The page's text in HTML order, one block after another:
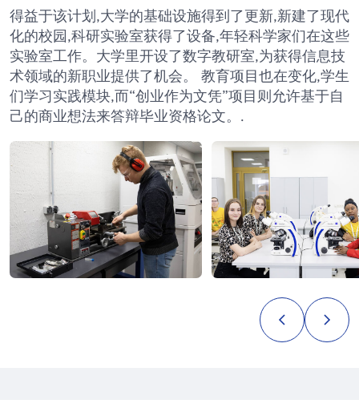
得益于该计划,大学的基础设施得到了更新,新建了现代
化的校园,科研实验室获得了设备,年轻科学家们在这些
实验室工作。大学里开设了数字教研室,为获得信息技
术领域的新职业提供了机会。 教育项目也在变化,学生
们学习实践模块,而“创业作为文凭”项目则允许基于自
己的商业想法来答辩毕业资格论文。.